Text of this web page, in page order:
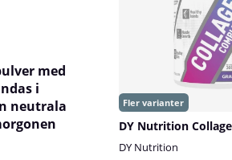
med
i
neutrala
DY Nutrition